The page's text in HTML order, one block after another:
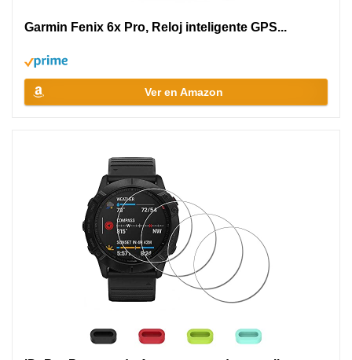
Garmin Fenix 6x Pro, Reloj inteligente GPS...
Ver en Amazon